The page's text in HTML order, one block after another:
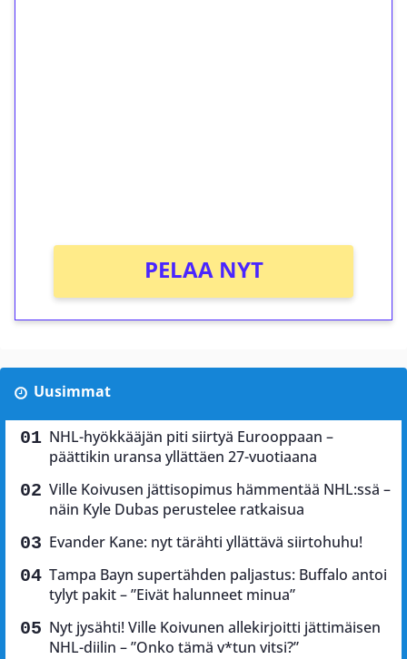
PELAA NYT
Uusimmat
NHL-hyökkääjän piti siirtyä Eurooppaan –
päättikin uransa yllättäen 27-vuotiaana
Ville Koivusen jättisopimus hämmentää NHL:ssä –
näin Kyle Dubas perustelee ratkaisua
Evander Kane: nyt tärähti yllättävä siirtohuhu!
Tampa Bayn supertähden paljastus: Buffalo antoi
tylyt pakit – ”Eivät halunneet minua”
Nyt jysähti! Ville Koivunen allekirjoitti jättimäisen
NHL-diilin – ”Onko tämä v*tun vitsi?”